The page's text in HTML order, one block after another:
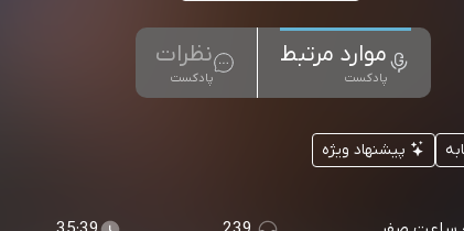
موارد مرتبط
پادکست
نظرات
پادکست
پیشنهاد ویژه